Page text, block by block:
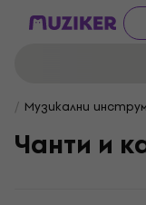
Музикални
Чанти и